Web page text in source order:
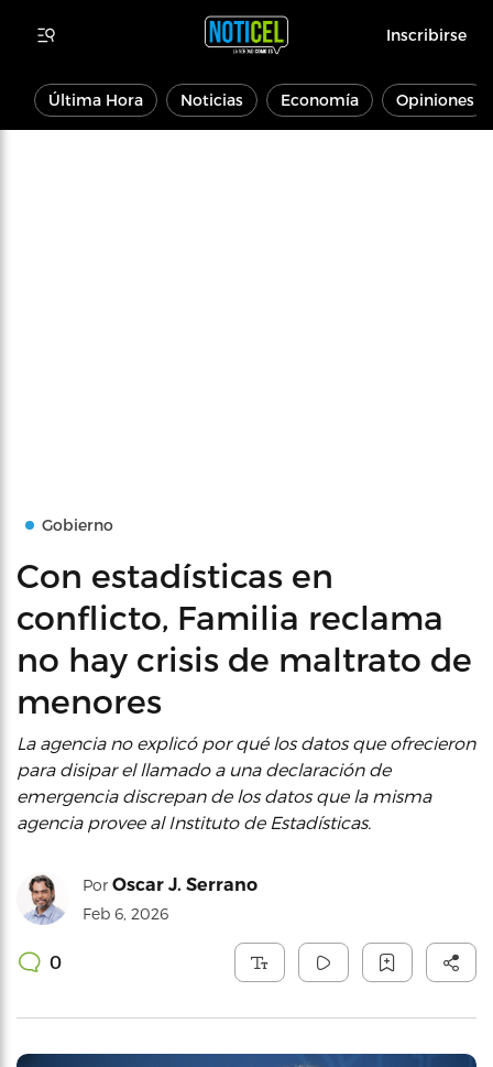
Inscribirse
Última Hora Noticias Economía Opiniones
Gobierno
Con estadísticas en
conflicto, Familia reclama
no hay crisis de maltrato de
menores
La agencia no explicó por qué los datos que ofrecieron
para disipar el llamado a una declaración de
emergencia discrepan de los datos que la misma
agencia provee al Instituto de Estadísticas.
Por Oscar J. Serrano
Feb 6, 2026
0